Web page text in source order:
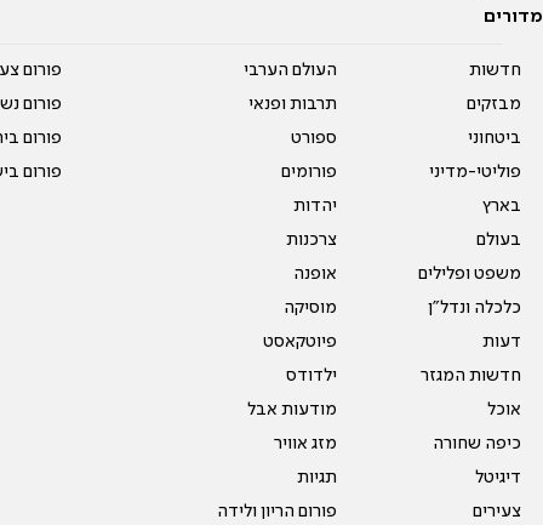
מדורים
חדשות
מבזקים
ביטחוני
פוליטי-מדיני
בארץ
בעולם
משפט ופלילים
כלכלה ונדל"ן
דעות
חדשות המגזר
אוכל
כיפה שחורה
דיגיטל
צעירים
העולם הערבי
תרבות ופנאי
ספורט
פורומים
יהדות
צרכנות
אופנה
מוסיקה
פיוטקאסט
ילדודס
מודעות אבל
מזג אוויר
תגיות
פורום הריון ולידה
פורום
פורום
פורום
פורום